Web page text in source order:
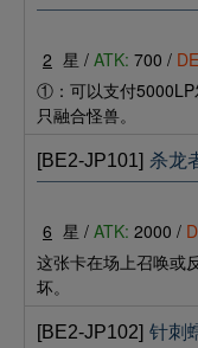
2 星 / ATK: 700 /
①：可以支付5000LP
只融合怪兽。
[BE2-JP101] 杀龙
6 星 / ATK: 2000 /
这张卡在场上召唤或
坏。
[BE2-JP102] 针刺